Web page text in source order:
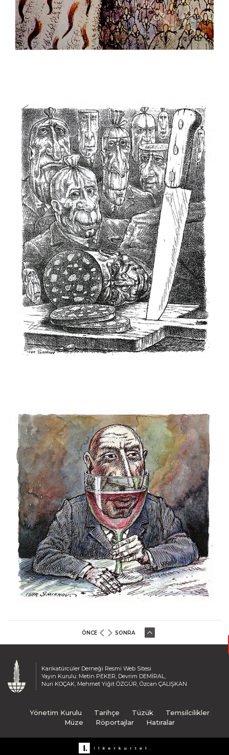
ÖNCE SONRA
Karikatürcüler Derneği Resmi Web Sitesi
Yayın Kurulu: Metin PEKER, Devrim DEMİRAL,
Nuri KOÇAK, Mehmet Yiğit ÖZGÜR, Özcan ÇALIŞKAN
Yönetim Kurulu Tarihçe Tüzük
Temsilcilikler
Müze
Röportajlar Hatıralar